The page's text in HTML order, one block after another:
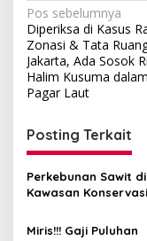
Navigasi
pos
Pos sebelumnya
Diperiksa di Kasus
Zonasi & Tata
Jakarta, Ada Sosok
Halim Kusuma
Pagar Laut
Posting Terkait
Perkebunan Sawit di
Kawasan
Miris!!! Gaji Puluhan